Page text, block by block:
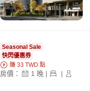
Seasonal Sale
快閃優惠券
賺 33 TWD 點
房價： 1 晚 | |